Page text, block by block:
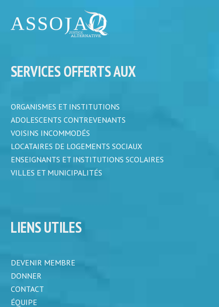
SERVICES OFFERTS AUX
ORGANISMES ET INSTITUTIONS
ADOLESCENTS CONTREVENANTS
VOISINS INCOMMODÉS
LOCATAIRES DE LOGEMENTS SOCIAUX
ENSEIGNANTS ET INSTITUTIONS SCOLAIRES
VILLES ET MUNICIPALITÉS
LIENS UTILES
DEVENIR MEMBRE
DONNER
CONTACT
ÉQUIPE